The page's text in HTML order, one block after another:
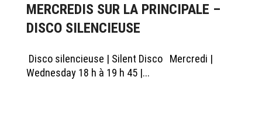
MERCREDIS SUR LA PRINCIPALE –
DISCO SILENCIEUSE
Disco silencieuse | Silent Disco Mercredi |
Wednesday 18 h à 19 h 45 |...